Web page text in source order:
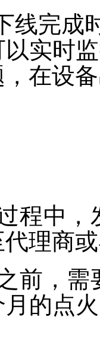
完成
实时
在设
程中，
理商
前，需
的点